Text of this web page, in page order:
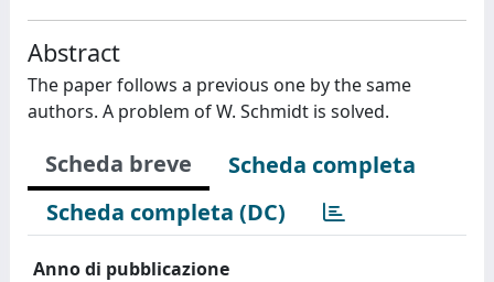
Abstract
The paper follows a previous one by the same
authors. A problem of W. Schmidt is solved.
Scheda breve
Scheda completa
Scheda completa (DC)
Anno di pubblicazione